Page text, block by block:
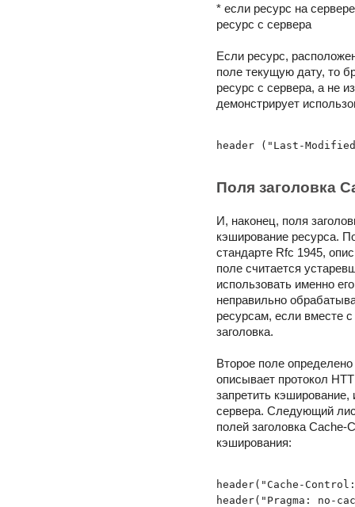
* если ресурс на
ресурс с сервера
Если ресурс,
поле текущую дату, то
ресурс с сервера, а не
демонстрирует
header ("Last-
Поля заголовка
И, наконец, поля
кэширование ресурса.
стандарте Rfc 1945,
поле считается
использовать именно
неправильно
ресурсам, если вместе
заголовка.
Второе поле
описывает протокол
запретить
сервера. Следующий
полей заголовка Cache-
кэширования:
header("Cache-
header("Pragma: no-